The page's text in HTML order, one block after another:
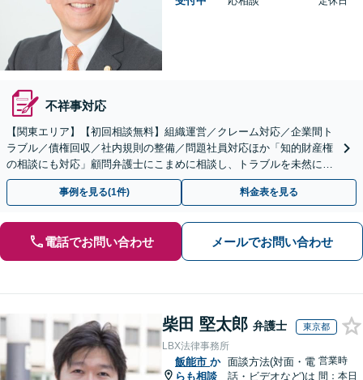
不祥事対応
【関東エリア】【初回相談無料】組織運営／クレーム対応／企業間ト
ラブル／債権回収／社内規則の整備／問題社員対応ほか「知的財産権
の相談にも対応」顧問弁護士にこまめに相談し、トラブルを未然に防
ぎましょう【休日・夜間相談可】【有楽町駅1分】
事例を見る(1件) 料金表を見る
電話でお問い合わせ メールでお問い合わせ
柴田 堅太郎 弁護士 東京都
LBX法律事務所
飯能市 か
らも相談
面談方法(対面・電
話・ビデオなど)は
営業時
間：本日